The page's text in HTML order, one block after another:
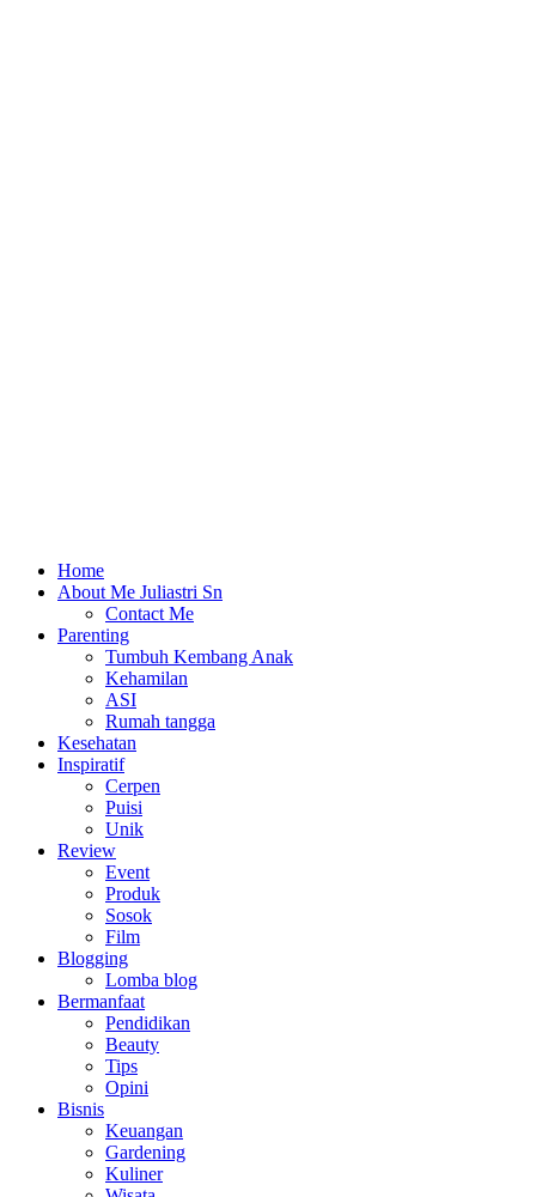
Home
About Me Juliastri Sn
Contact Me
Parenting
Tumbuh Kembang Anak
Kehamilan
ASI
Rumah tangga
Kesehatan
Inspiratif
Cerpen
Puisi
Unik
Review
Event
Produk
Sosok
Film
Blogging
Lomba blog
Bermanfaat
Pendidikan
Beauty
Tips
Opini
Bisnis
Keuangan
Gardening
Kuliner